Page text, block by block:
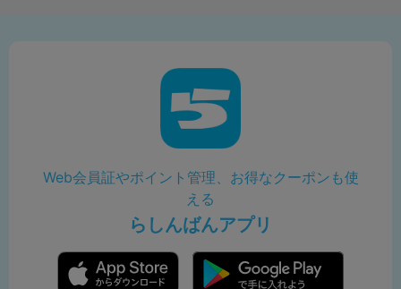
Web会員証やポイント管理、お得なクーポンも使
える
らしんばんアプリ